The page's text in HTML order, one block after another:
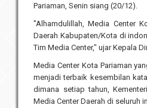
Pariaman, Senin siang (20/12).
"Alhamdulillah, Media Center
Daerah Kabupaten/Kota di
Tim Media Center," ujar Kepala
Media Center Kota Pariaman
menjadi terbaik kesembilan
dimana setiap tahun,
Media Center Daerah di seluruh